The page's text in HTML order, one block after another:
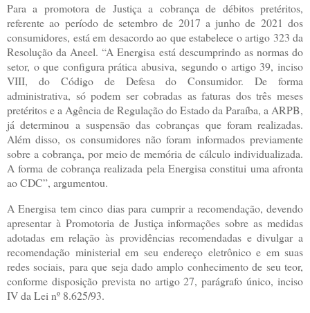
Para a promotora de Justiça a cobrança de débitos pretéritos,
referente ao período de setembro de 2017 a junho de 2021 dos
consumidores, está em desacordo ao que estabelece o artigo 323 da
Resolução da Aneel. “A Energisa está descumprindo as normas do
setor, o que configura prática abusiva, segundo o artigo 39, inciso
VIII, do Código de Defesa do Consumidor. De forma
administrativa, só podem ser cobradas as faturas dos três meses
pretéritos e a Agência de Regulação do Estado da Paraíba, a ARPB,
já determinou a suspensão das cobranças que foram realizadas.
Além disso, os consumidores não foram informados previamente
sobre a cobrança, por meio de memória de cálculo individualizada.
A forma de cobrança realizada pela Energisa constitui uma afronta
ao CDC”, argumentou.
A Energisa tem cinco dias para cumprir a recomendação, devendo
apresentar à Promotoria de Justiça informações sobre as medidas
adotadas em relação às providências recomendadas e divulgar a
recomendação ministerial em seu endereço eletrônico e em suas
redes sociais, para que seja dado amplo conhecimento de seu teor,
conforme disposição prevista no artigo 27, parágrafo único, inciso
IV da Lei nº 8.625/93.